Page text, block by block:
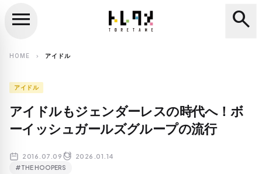
search
menu search
HOME chevron_right アイドル
アイドル
アイドルもジェンダーレスの時代へ！ボ
ーイッシュガールズグループの流行
2016.07.09 2026.01.14
#THE HOOPERS